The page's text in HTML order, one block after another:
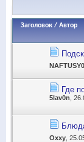
Заголовок / Автор
Где
5lav0n,
Oxxy ,